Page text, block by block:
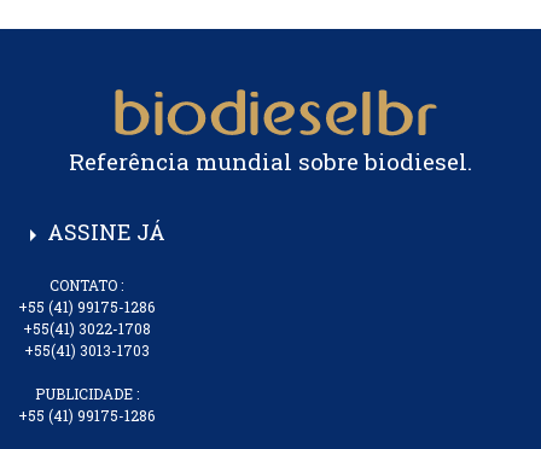
Referência mundial sobre biodiesel.
arrow_right ASSINE JÁ
CONTATO :
+55 (41) 99175-1286
+55(41) 3022-1708
+55(41) 3013-1703
PUBLICIDADE :
+55 (41) 99175-1286